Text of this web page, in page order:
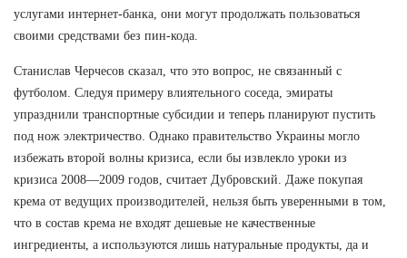
услугами интернет-банка, они могут продолжать пользоваться
своими средствами без пин-кода.
Станислав Черчесов сказал, что это вопрос, не связанный с
футболом. Следуя примеру влиятельного соседа, эмираты
упразднили транспортные субсидии и теперь планируют пустить
под нож электричество. Однако правительство Украины могло
избежать второй волны кризиса, если бы извлекло уроки из
кризиса 2008—2009 годов, считает Дубровский. Даже покупая
крема от ведущих производителей, нельзя быть уверенными в том,
что в состав крема не входят дешевые не качественные
ингредиенты, а используются лишь натуральные продукты, да и